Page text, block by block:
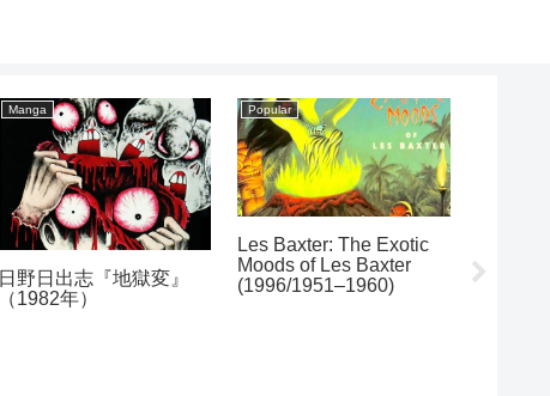
Manga
日野日出志『地獄変』
（1982年）
Popular
Les Baxter: The Exotic
Moods of Les Baxter
(1996/1951–1960)
（1980